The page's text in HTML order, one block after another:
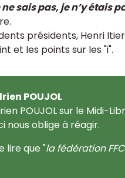
ne sais pas, je n’y étais
présidents, Henri
et les points sur les "i".
POUJOL
POUJOL sur le Midi-
nous oblige à réagir.
lire que "la fédération